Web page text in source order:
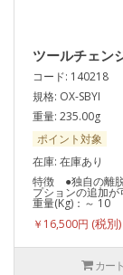
ツールチェン
コード: 140218
規格: OX-SBYI
重量: 235.00g
ポイント対象
在庫: 在庫あり
特徴 ●独自の離
プションの追
重量(Kg)：～
￥16,500円
カー